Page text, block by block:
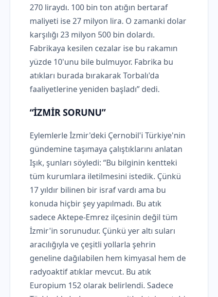
270 liraydı. 100 bin ton atığın bertaraf
maliyeti ise 27 milyon lira. O zamanki dolar
karşılığı 23 milyon 500 bin dolardı.
Fabrikaya kesilen cezalar ise bu rakamın
yüzde 10'unu bile bulmuyor. Fabrika bu
atıkları burada bırakarak Torbalı'da
faaliyetlerine yeniden başladı” dedi.
“İZMİR SORUNU”
Eylemlerle İzmir'deki Çernobil'i Türkiye'nin
gündemine taşımaya çalıştıklarını anlatan
Işık, şunları söyledi: “Bu bilginin kentteki
tüm kurumlara iletilmesini istedik. Çünkü
17 yıldır bilinen bir israf vardı ama bu
konuda hiçbir şey yapılmadı. Bu atık
sadece Aktepe-Emrez ilçesinin değil tüm
İzmir'in sorunudur. Çünkü yer altı suları
aracılığıyla ve çeşitli yollarla şehrin
geneline dağılabilen hem kimyasal hem de
radyoaktif atıklar mevcut. Bu atık
Europium 152 olarak belirlendi. Sadece